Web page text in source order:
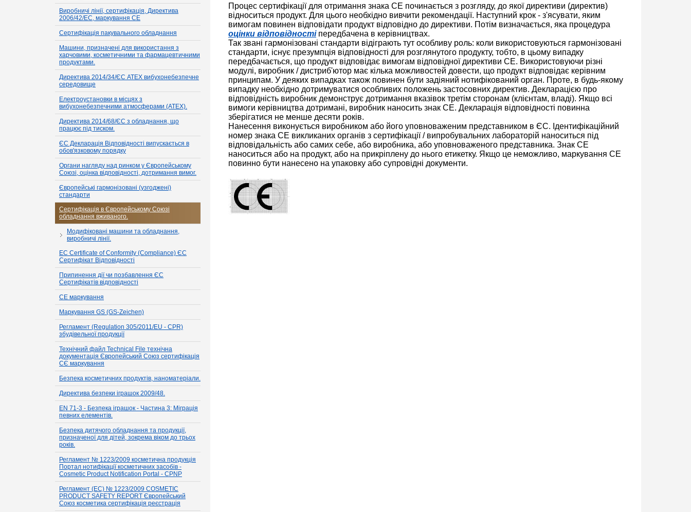
Виробничі лінії, сертифікація, Директива
2006/42/EC, маркування CE
Сертифікація пакувального обладнання
Машини, призначені для використання з
харчовими, косметичними та фармацевтичними
продуктами.
Директива 2014/34/ЄС ATEX вибухонебезпечне
середовище
Електроустановки в місцях з
вибухонебезпечними атмосферами (ATEX).
Директива 2014/68/ЄС з обладнання, що
працює під тиском.
ЄС Декларація Відповідності випускається в
обов'язковому порядку
Органи нагляду над ринком у Європейському
Союзі, оцінка відповідності, дотримання вимог.
Європейські гармонізовані (узгоджені)
стандарти
Сертифікація в Європейському Союзі
обладнання вживаного.
Модифіковані машини та обладнання,
виробничі лінії.
EC Certificate of Conformity (Compliance) ЄС
Сертифікат Відповідності
Припинення дії чи позбавлення ЄС
Сертифікатів відповідності
СЕ маркування
Маркування GS (GS-Zeichen)
Регламент (Regulation 305/2011/EU - CPR)
збудівельної продукції
Технічний файл Technical File технічна
документація Європейський Союз сертифікація
СЄ маркування
Безпека косметичних продуктів, наноматеріали.
Директива безпеки іграшок 2009/48.
EN 71-3 - Безпека іграшок - Частина 3: Міграція
певних елементів.
Безпека дитячого обладнання та продукції,
призначеної для дітей, зокрема віком до трьох
років.
Регламент № 1223/2009 косметична продукція
Портал нотифікації косметичних засобів -
Cosmetic Product Notification Portal - CPNP
Регламент (EC) № 1223/2009 COSMETIC
PRODUCT SAFETY REPORT Європейський
Союз косметика сертифікація реєстрація
Процес сертифікації для отримання знака CE починається з розгляду, до якої директиви (директив)
відноситься продукт. Для цього необхідно вивчити рекомендації. Наступний крок - з'ясувати, яким
вимогам повинен відповідати продукт відповідно до директиви. Потім визначається, яка процедура
оцінки відповідностіпередбачена в керівництвах.
Так звані гармонізовані стандарти відіграють тут особливу роль: коли використовуються гармонізовані
стандарти, існує презумпція відповідності для розглянутого продукту, тобто, в цьому випадку
передбачається, що продукт відповідає вимогам відповідної директиви CE. Використовуючи різні
модулі, виробник / дистриб'ютор має кілька можливостей довести, що продукт відповідає керівним
принципам. У деяких випадках також повинен бути задіяний нотифікований орган. Проте, в будь-якому
випадку необхідно дотримуватися особливих положень застосовних директив. Декларацією про
відповідність виробник демонструє дотримання вказівок третім сторонам (клієнтам, владі). Якщо всі
вимоги керівництва дотримані, виробник наносить знак CE. Декларація відповідності повинна
зберігатися не менше десяти років.
Нанесення виконується виробником або його уповноваженим представником в ЄС. Ідентифікаційний
номер знака CE викликаних органів з сертифікації / випробувальних лабораторій наноситься під
відповідальність або самих себе, або виробника, або уповноваженого представника. Знак CE
наноситься або на продукт, або на прикріплену до нього етикетку. Якщо це неможливо, маркування CE
повинно бути нанесено на упаковку або супровідні документи.